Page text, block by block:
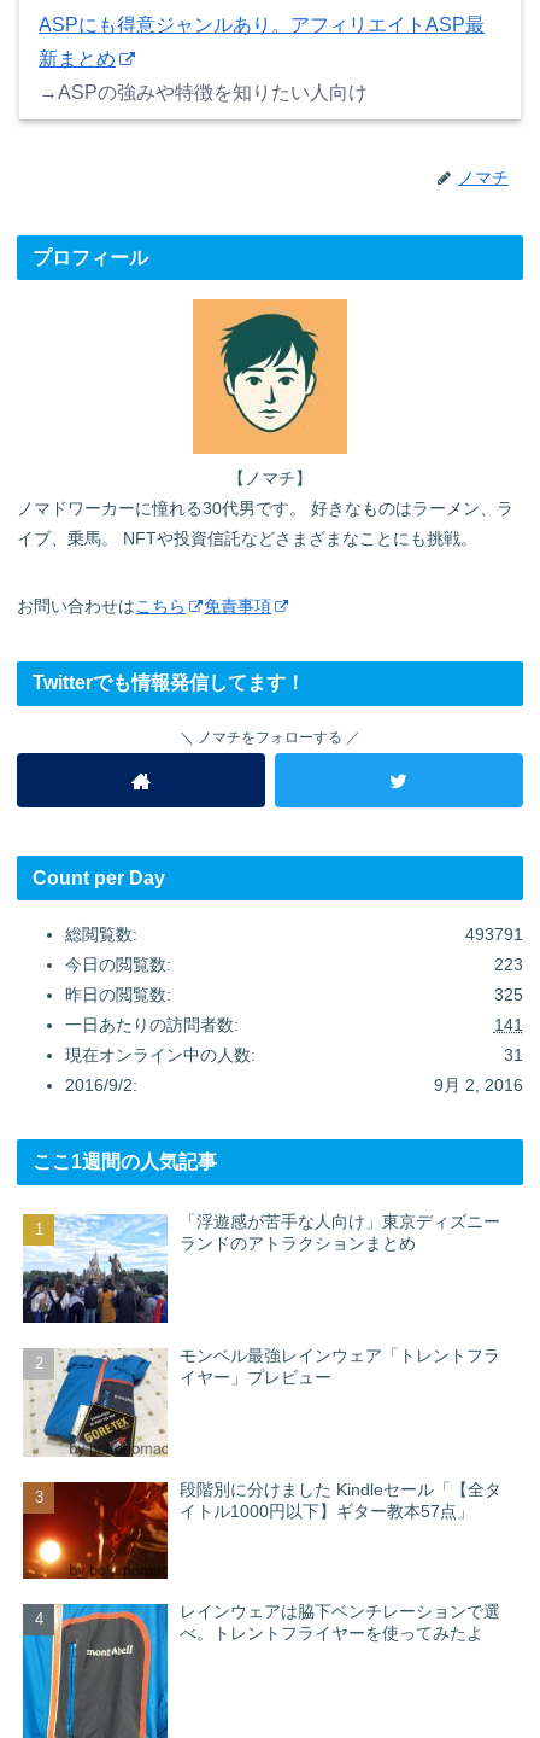
ASPにも得意ジャンルあり。アフィリエイトASP最
新まとめ
→ASPの強みや特徴を知りたい人向け
ノマチ
プロフィール
【ノマチ】
ノマドワーカーに憧れる30代男です。 好きなものはラーメン、ラ
イブ、乗馬。 NFTや投資信託などさまざまなことにも挑戦。
お問い合わせはこちら 免責事項
Twitterでも情報発信してます！
ノマチをフォローする
Count per Day
493791
総閲覧数:
223
今日の閲覧数:
325
昨日の閲覧数:
141
一日あたりの訪問者数:
31
現在オンライン中の人数:
9月 2, 2016
2016/9/2:
ここ1週間の人気記事
「浮遊感が苦手な人向け」東京ディズニー
ランドのアトラクションまとめ
モンベル最強レインウェア「トレントフラ
イヤー」プレビュー
段階別に分けました Kindleセール「【全タ
イトル1000円以下】ギター教本57点」
レインウェアは脇下ベンチレーションで選
べ。トレントフライヤーを使ってみたよ